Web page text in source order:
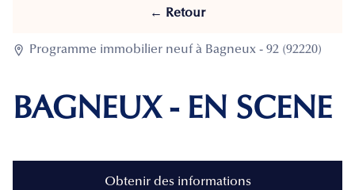
← Retour
 Programme immobilier neuf à Bagneux - 92 (92220)
BAGNEUX - EN SCENE
Obtenir des informations